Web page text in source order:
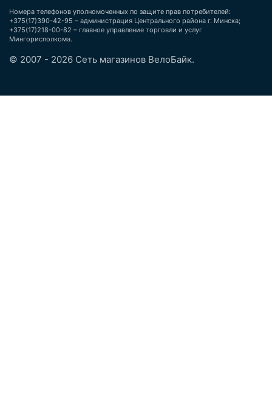
Номера телефонов уполномоченных по защите прав потребителей:
+375(17)390-42-95 – администрация Центрального района г. Минска;
+375(17)218-00-82 – главное управление торговли и услуг
Мингорисполкома.
© 2007 - 2026 Сеть магазинов ВелоБайк.